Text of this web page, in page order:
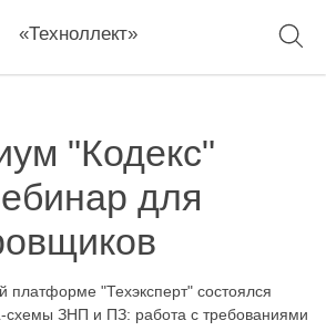
«Техноллект»
"Кодекс"
для
"Техэксперт" состоялся
схемы ЗНП и ПЗ: работа с требованиями